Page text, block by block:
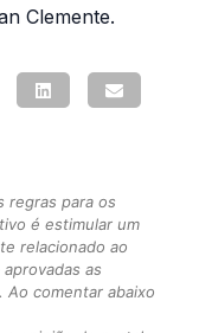
Clemente.
regras para os
é estimular um
relacionado ao
as
comentar abaixo